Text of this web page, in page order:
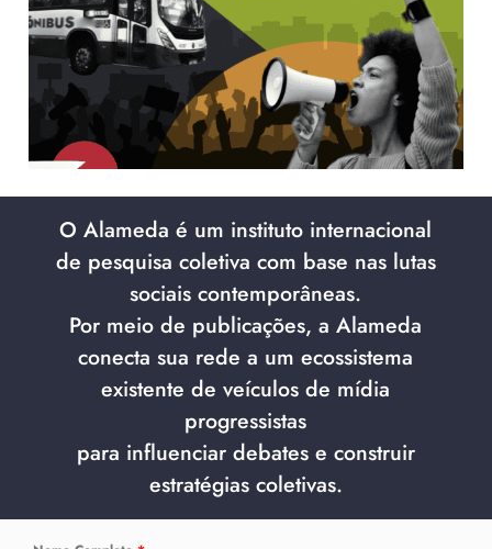
O Alameda é um instituto internacional
de pesquisa coletiva com base nas lutas
sociais contemporâneas.
Por meio de publicações, a Alameda
conecta sua rede a um ecossistema
existente de veículos de mídia
progressistas
para influenciar debates e construir
estratégias coletivas.